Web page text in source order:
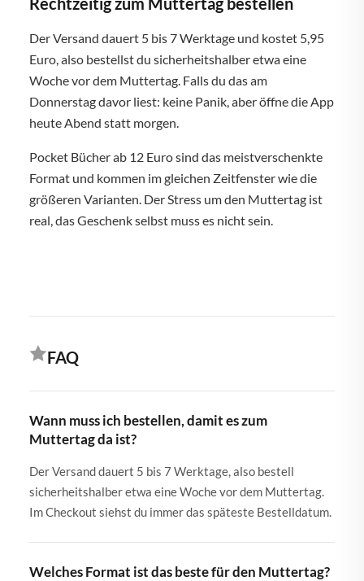
Der Versand dauert 5 bis 7 Werktage und kostet 5,95
Euro, also bestellst du sicherheitshalber etwa eine
Woche vor dem Muttertag. Falls du das am
Donnerstag davor liest: keine Panik, aber öffne die App
heute Abend statt morgen.
Pocket Bücher ab 12 Euro sind das meistverschenkte
Format und kommen im gleichen Zeitfenster wie die
größeren Varianten. Der Stress um den Muttertag ist
real, das Geschenk selbst muss es nicht sein.
FAQ
Wann muss ich bestellen, damit es zum
Muttertag da ist?
Der Versand dauert 5 bis 7 Werktage, also bestell
sicherheitshalber etwa eine Woche vor dem Muttertag.
Im Checkout siehst du immer das späteste Bestelldatum.
Welches Format ist das beste für den Muttertag?